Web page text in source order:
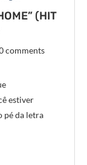
(HIT
comments
estiver
pé da letra